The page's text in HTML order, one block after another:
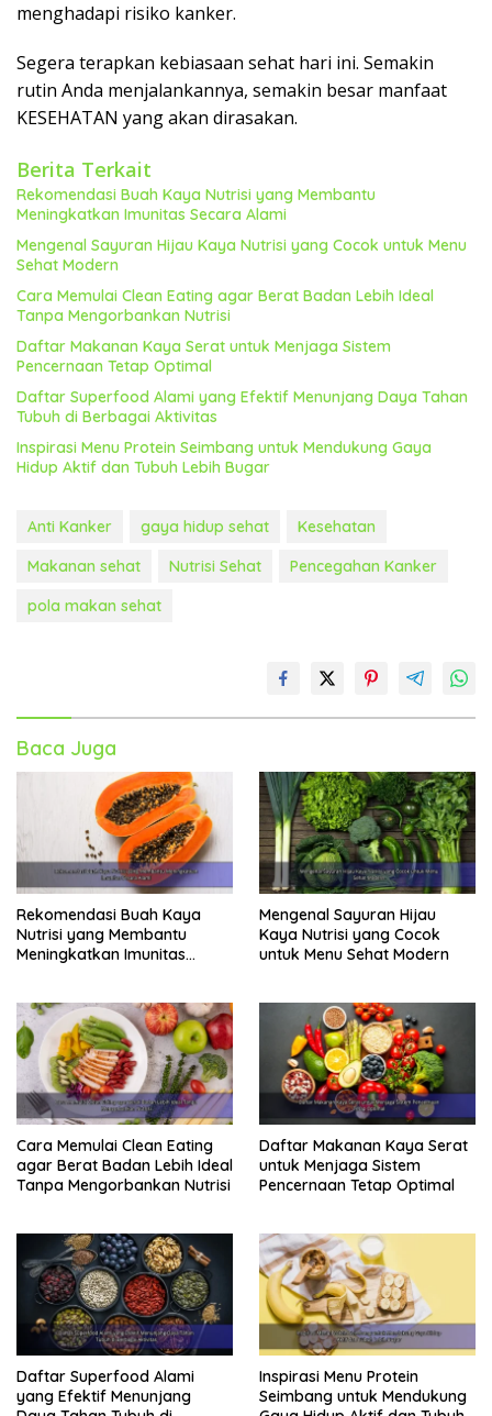
menghadapi risiko kanker.
Segera terapkan kebiasaan sehat hari ini. Semakin
rutin Anda menjalankannya, semakin besar manfaat
KESEHATAN yang akan dirasakan.
Berita Terkait
Rekomendasi Buah Kaya Nutrisi yang Membantu
Meningkatkan Imunitas Secara Alami
Mengenal Sayuran Hijau Kaya Nutrisi yang Cocok untuk Menu
Sehat Modern
Cara Memulai Clean Eating agar Berat Badan Lebih Ideal
Tanpa Mengorbankan Nutrisi
Daftar Makanan Kaya Serat untuk Menjaga Sistem
Pencernaan Tetap Optimal
Daftar Superfood Alami yang Efektif Menunjang Daya Tahan
Tubuh di Berbagai Aktivitas
Inspirasi Menu Protein Seimbang untuk Mendukung Gaya
Hidup Aktif dan Tubuh Lebih Bugar
Anti Kanker gaya hidup sehat
Kesehatan
Makanan sehat
Nutrisi Sehat
Pencegahan Kanker
pola makan sehat
Baca Juga
Rekomendasi Buah Kaya
Nutrisi yang Membantu
Meningkatkan Imunitas
Mengenal Sayuran Hijau
Kaya Nutrisi yang Cocok
untuk Menu Sehat Modern
Cara Memulai Clean Eating
agar Berat Badan Lebih Ideal
Tanpa Mengorbankan Nutrisi
Daftar Makanan Kaya Serat
untuk Menjaga Sistem
Pencernaan Tetap Optimal
Daftar Superfood Alami
yang Efektif Menunjang
Inspirasi Menu Protein
Seimbang untuk Mendukung